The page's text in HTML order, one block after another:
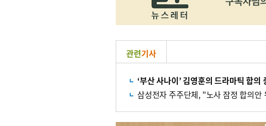
관련기사
‘부산 사나이’ 김영훈의 드라마틱 합의
삼성전자 주주단체, "노사 잠정 합의